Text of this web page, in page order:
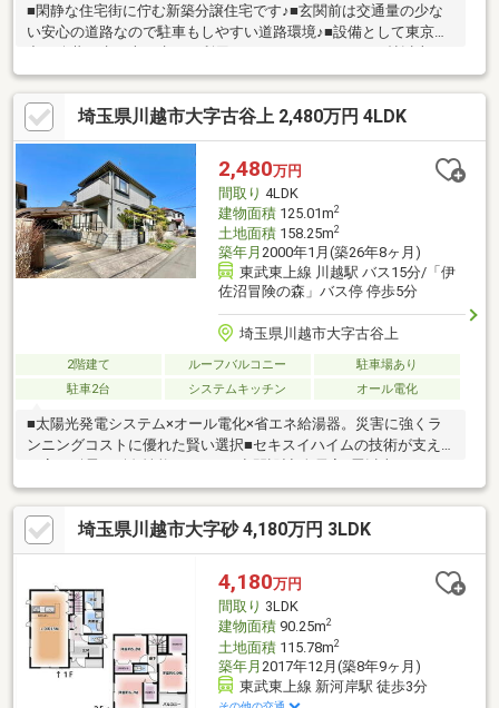
■閑静な住宅街に佇む新築分譲住宅です♪■玄関前は交通量の少な
い安心の道路なので駐車もしやすい道路環境♪■設備として東京電
ゆとりある広さなので家具配置も楽しくなりそう♪■ウォークイン
クローゼットなど収納スペース多数ございます！■完成物件です
のでご覧いただき、見て。触って・感じて、安心です！
埼玉県川越市大字古谷上 2,480万円 4LDK
2,480万円
間取り 4LDK
建物面積125.01m2
土地面積158.25m2
築年月 2000年1月(築26年8ヶ月)
東武東上線 川越駅 バス15分/「伊
佐沼冒険の森」バス停 停歩5分
埼玉県川越市大字古谷上
2階建て ルーフバルコニー
駐車場あり
駐車2台
システムキッチン オール電化
■太陽光発電システム×オール電化×省エネ給湯器。災害に強くラ
ンニングコストに優れた賢い選択■セキスイハイムの技術が支え
大パノラマのルーフバルコニーが育む家族との思い出■コンビニ
まで徒歩3分。ちょっとした買い物に便利♪■スーパー、ドラッグ
ストア、ホームセンター、100均、ドンキホーテまで自転車4分■
ウニクスまで車で5分。休日は家族でショッピング♪■伊佐沼公園
まで徒歩6分。四季を感じ、のびのびと暮らせる住環境。お子様に
おすすめ「冒険の森（アスレチック）」
埼玉県川越市大字砂 4,180万円 3LDK
4,180万円
間取り 3LDK
建物面積90.25m2
土地面積115.78m2
築年月 2017年12月(築8年9ヶ月)
東武東上線 新河岸駅 徒歩3分